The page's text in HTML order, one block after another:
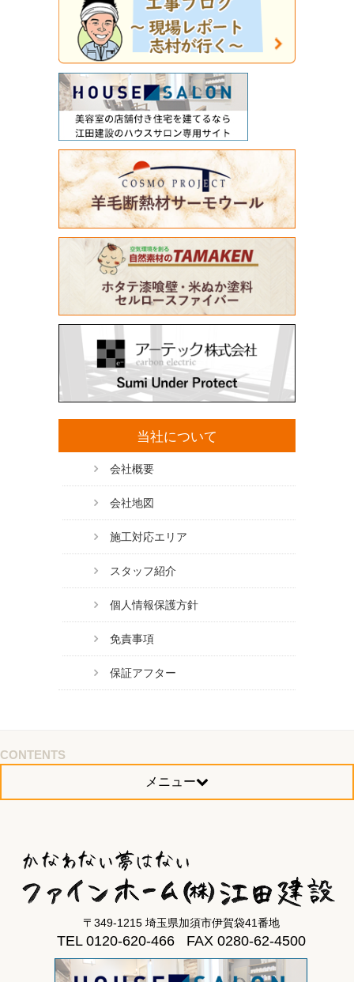
当社について
会社概要
会社地図
施工対応エリア
スタッフ紹介
個人情報保護方針
免責事項
保証アフター
CONTENTS
メニュー
〒349-1215 埼玉県加須市伊賀袋41番地
TEL 0120-620-466 FAX 0280-62-4500